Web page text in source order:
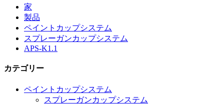
家
製品
ペイントカップシステム
スプレーガンカップシステム
APS-K1.1
カテゴリー
ペイントカップシステム
スプレーガンカップシステム